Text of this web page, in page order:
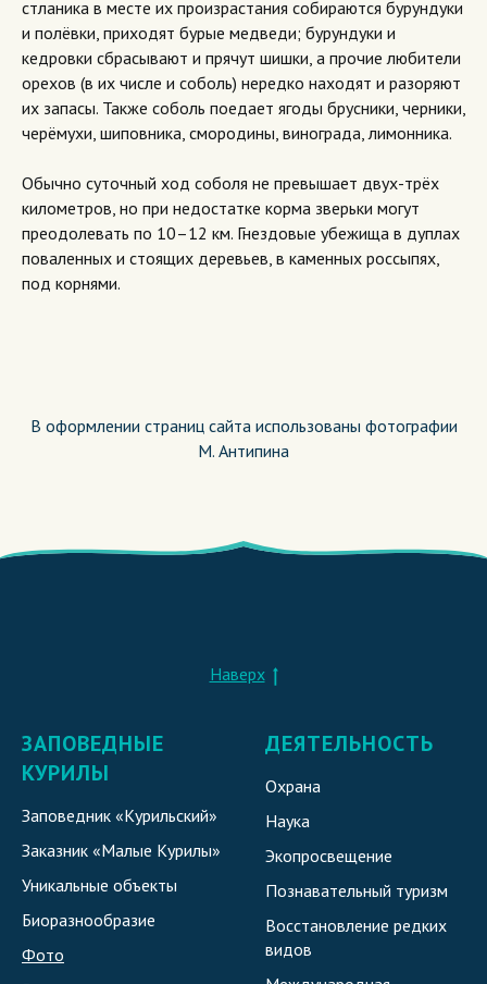
стланика в месте их произрастания собираются бурундуки
и полёвки, приходят бурые медведи; бурундуки и
кедровки сбрасывают и прячут шишки, а прочие любители
орехов (в их числе и соболь) нередко находят и разоряют
их запасы. Также соболь поедает ягоды брусники, черники,
черёмухи, шиповника, смородины, винограда, лимонника.
Обычно суточный ход соболя не превышает двух-трёх
километров, но при недостатке корма зверьки могут
преодолевать по 10–12 км. Гнездовые убежища в дуплах
поваленных и стоящих деревьев, в каменных россыпях,
под корнями.
В оформлении страниц сайта использованы фотографии
М. Антипина
Наверх
ЗАПОВЕДНЫЕ
КУРИЛЫ
Заповедник «Курильский»
Заказник «Малые Курилы»
Уникальные объекты
Биоразнообразие
Фото
ДЕЯТЕЛЬНОСТЬ
Охрана
Наука
Экопросвещение
Познавательный туризм
Восстановление редких
видов